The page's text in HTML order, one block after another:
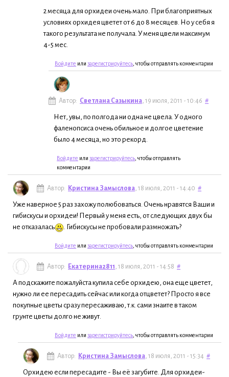
2 месяца для орхидеи очень мало. При благоприятных
условиях орхидея цветет от 6 до 8 месяцев. Но у себя я
такого результата не получала. У меня цвели максимум
4-5 мес.
Войдите или зарегистрируйтесь , чтобы отправлять комментарии
Автор: Светлана Сазыкина , 19 июля, 2011 - 10:46 #
Нет, увы, по полгода ни одна не цвела. У одного
фаленопсиса очень обильное и долгое цветение
было 4 месяца, но это рекорд.
Войдите или зарегистрируйтесь , чтобы отправлять
комментарии
Автор: Кристина Замыслова , 18 июля, 2011 - 14:40 #
Уже наверное 5 раз захожу полюбоваться. Очень нравятся Ваши и
гибискусы и орхидеи! Первый у меня есть, от следующих двух бы
не отказалась
. Гибискусы не пробовали размножать?
Войдите или зарегистрируйтесь , чтобы отправлять комментарии
Автор: Екатерина2811 , 18 июля, 2011 - 14:58 #
А подскажите пожалуйста купила себе орхидею, она еще цветет,
нужно ли ее пересадить сейчас или когда отцветет? Просто я все
покупные цветы сразу пересаживаю, т.к. сами знаите в таком
грунте цветы долго не живут.
Войдите или зарегистрируйтесь , чтобы отправлять комментарии
Автор: Кристина Замыслова , 18 июля, 2011 - 15:34 #
Орхидею если пересадите - Вы её загубите. Для орхидеи-